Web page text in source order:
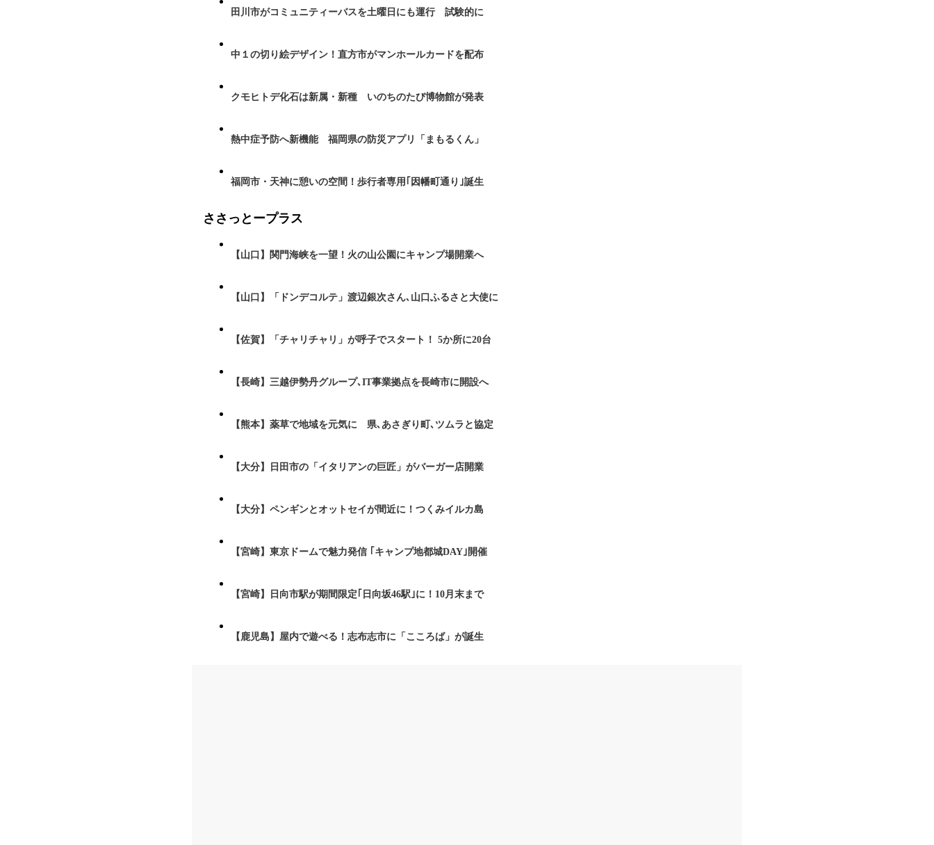
田川市がコミュニティーバスを土曜日にも運行 試験的に
中１の切り絵デザイン！直方市がマンホールカードを配布
クモヒトデ化石は新属・新種 いのちのたび博物館が発表
熱中症予防へ新機能 福岡県の防災アプリ「まもるくん」
福岡市・天神に憩いの空間！歩行者専用｢因幡町通り｣誕生
ささっとープラス
【山口】関門海峡を一望！火の山公園にキャンプ場開業へ
【山口】「ドンデコルテ」渡辺銀次さん､山口ふるさと大使に
【佐賀】「チャリチャリ」が呼子でスタート！ 5か所に20台
【長崎】三越伊勢丹グループ､IT事業拠点を長崎市に開設へ
【熊本】薬草で地域を元気に 県､あさぎり町､ツムラと協定
【大分】日田市の「イタリアンの巨匠」がバーガー店開業
【大分】ペンギンとオットセイが間近に！つくみイルカ島
【宮崎】東京ドームで魅力発信 ｢キャンプ地都城DAY｣開催
【宮崎】日向市駅が期間限定｢日向坂46駅｣に！10月末まで
【鹿児島】屋内で遊べる！志布志市に「こころば」が誕生